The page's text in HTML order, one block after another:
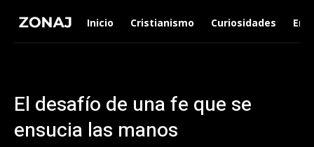
Inicio Cristianismo Curiosidades
El desafío de una fe que se
ensucia las manos